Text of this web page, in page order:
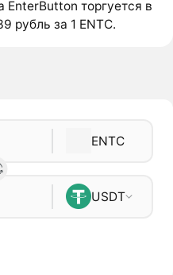
EnterButton торгуется в
рубль за 1 ENTC.
ENTC
USDT